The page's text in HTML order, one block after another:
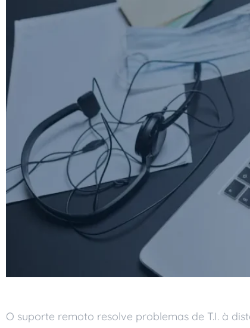
O suporte remoto resolve problemas de T.I. à